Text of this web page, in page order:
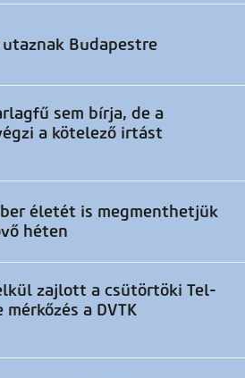
Budapestre
sem bírja, de a
a kötelező irtást
életét is megmenthetjük
héten
zajlott a csütörtöki Tel-
a DVTK